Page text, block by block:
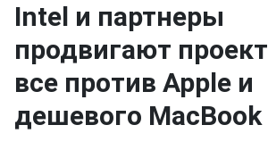
Intel и партнеры
продвигают
все против Apple и
дешевого MacBook